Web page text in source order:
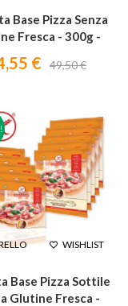
Base Pizza Senza
Fresca - 300g -
€ 49,50 €
 WISHLIST
Base Pizza Sottile
Glutine Fresca -